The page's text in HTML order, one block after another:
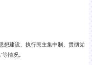
建设、执行民主集中制、贯彻党
情况。